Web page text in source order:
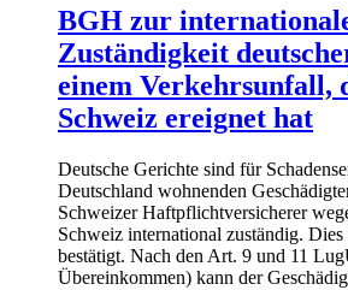
BGH zur
Zuständigkeit
einem Verkehrsunfall,
Schweiz ereignet hat
Deutsche Gerichte sind für
Deutschland wohnenden
Schweizer Haftpflichtversicherer
Schweiz international zuständig.
bestätigt. Nach den Art. 9 und 11
Übereinkommen) kann der